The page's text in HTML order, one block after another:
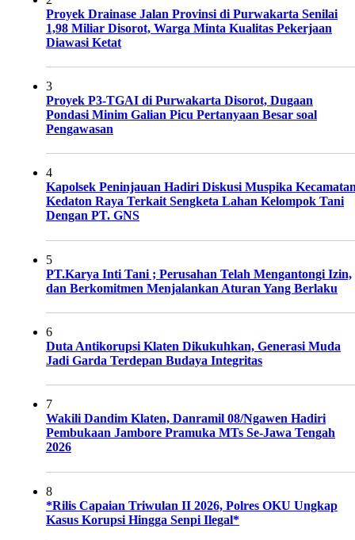
Proyek Drainase Jalan Provinsi di Purwakarta Senilai
1,98 Miliar Disorot, Warga Minta Kualitas Pekerjaan
Diawasi Ketat
3
Proyek P3-TGAI di Purwakarta Disorot, Dugaan
Pondasi Minim Galian Picu Pertanyaan Besar soal
Pengawasan
4
Kapolsek Peninjauan Hadiri Diskusi Muspika
Kedaton Raya Terkait Sengketa Lahan Kelompok Tani
Dengan PT. GNS
5
PT.Karya Inti Tani ; Perusahan Telah Mengantongi Izin,
dan Berkomitmen Menjalankan Aturan Yang Berlaku
6
Duta Antikorupsi Klaten Dikukuhkan, Generasi Muda
Jadi Garda Terdepan Budaya Integritas
7
Wakili Dandim Klaten, Danramil 08/Ngawen Hadiri
Pembukaan Jambore Pramuka MTs Se-Jawa Tengah
2026
8
*Rilis Capaian Triwulan II 2026, Polres OKU Ungkap
Kasus Korupsi Hingga Senpi Ilegal*